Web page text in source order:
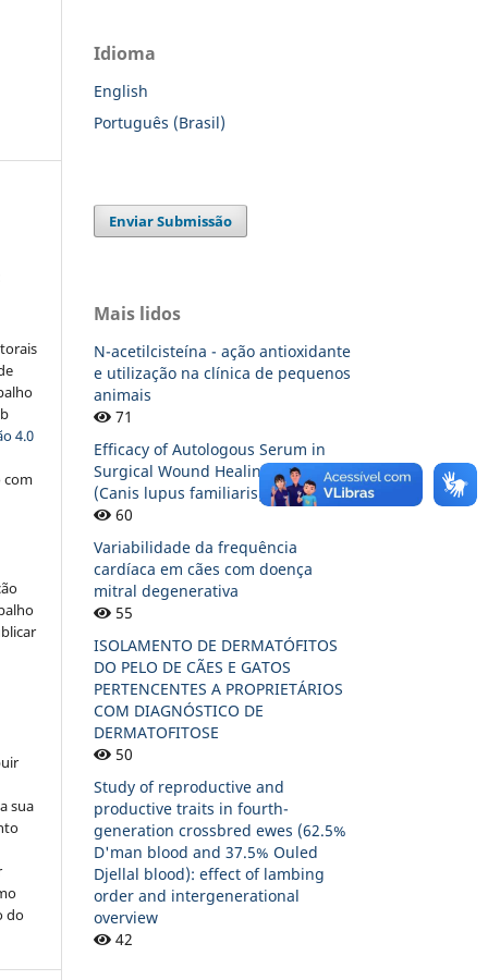
4.0
com
sua
do
Idioma
English
Português (Brasil)
Enviar Submissão
Mais lidos
N-acetilcisteína - ação antioxidante
e utilização na clínica de pequenos
animais
71
Efficacy of Autologous Serum in
Surgical Wound Healing of Dogs
(Canis lupus familiaris)
60
Variabilidade da frequência
cardíaca em cães com doença
mitral degenerativa
55
ISOLAMENTO DE DERMATÓFITOS
DO PELO DE CÃES E GATOS
PERTENCENTES A PROPRIETÁRIOS
COM DIAGNÓSTICO DE
DERMATOFITOSE
50
Study of reproductive and
productive traits in fourth-
generation crossbred ewes (62.5%
D'man blood and 37.5% Ouled
Djellal blood): effect of lambing
order and intergenerational
overview
42